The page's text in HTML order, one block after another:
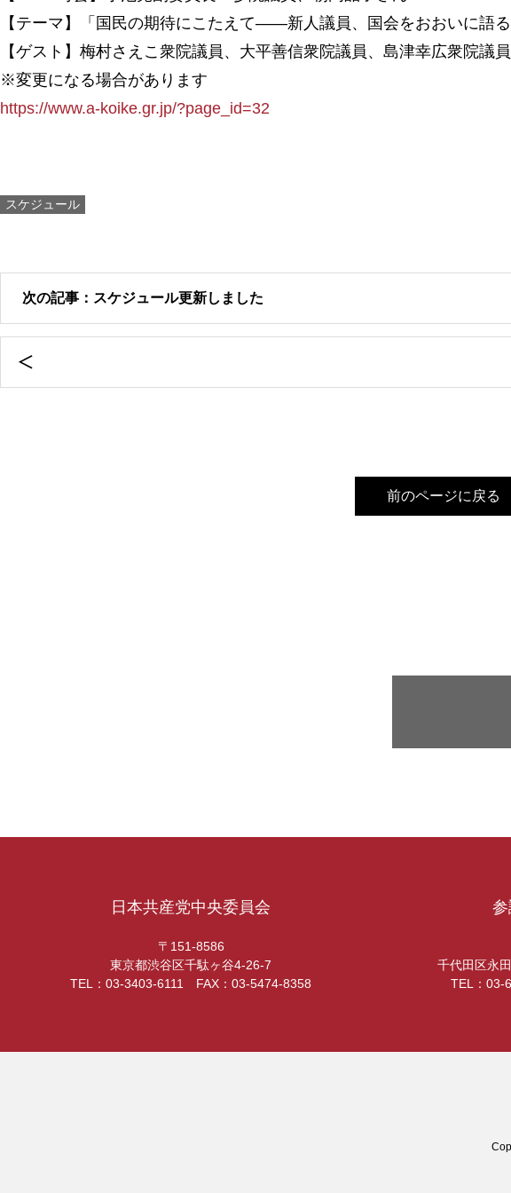
【テーマ】「国民の期待にこたえて――新人議員、国会をおおいに語る
【ゲスト】梅村さえこ衆院議員、大平善信衆院議員、島津幸広衆院議
※変更になる場合があります
https://www.a-koike.gr.jp/?page_id=32
スケジュール
次の記事：スケジュール更新しました
前のページに戻る
日本共産党中央委員会
〒151-8586
東京都渋谷区千駄ヶ谷4-26-7
TEL：03-3403-6111 FAX：03-5474-8358
千代田区永
TEL：03-